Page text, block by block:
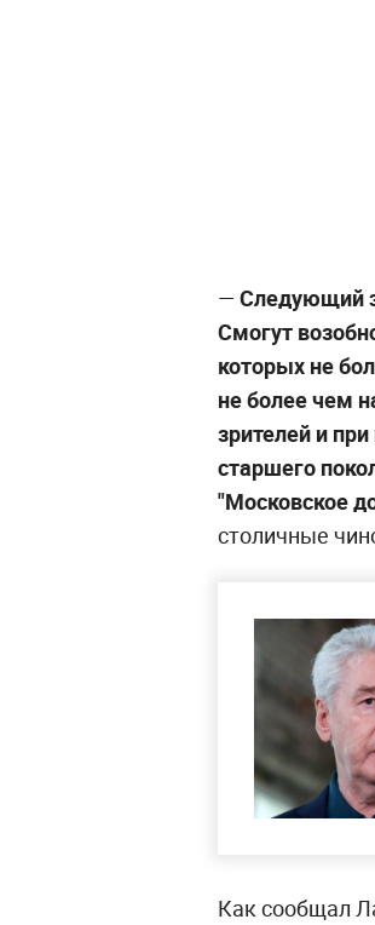
— Следующий
Смогут
которых не
не более чем
зрителей и
старшего
"Московское
столичные
Как сообщал